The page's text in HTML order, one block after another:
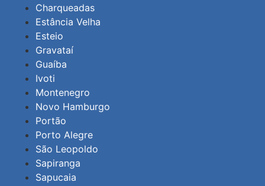
Charqueadas
Estância Velha
Esteio
Gravataí
Guaíba
Ivoti
Montenegro
Novo Hamburgo
Portão
Porto Alegre
São Leopoldo
Sapiranga
Sapucaia